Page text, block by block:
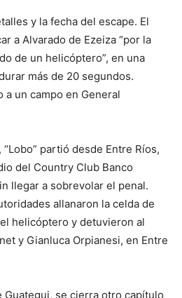
y la fecha del escape. El
a Alvarado de Ezeiza “por la
de un helicóptero”, en una
más de 20 segundos.
un campo en General
partió desde Entre Ríos,
del Country Club Banco
llegar a sobrevolar el penal.
allanaron la celda de
helicóptero y detuvieron al
y Gianluca Orpianesi, en Entre
Guategui, se cierra otro capítulo